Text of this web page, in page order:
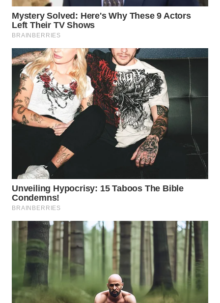
WAHANA
PERSONA
OTOMOTIF
WAHANA
HEALTH
WAHANA
DESA
WAHANA
Wahana
Network
KONSUMEN
LISTRIK
MASYARAKAT
KELISTRIKAN